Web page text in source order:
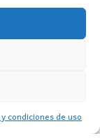
condiciones de uso